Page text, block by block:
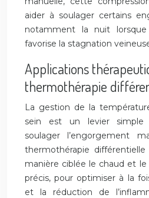
aider à soulager certains
notamment la nuit
favorise la stagnation
Applications
thermothérapie
La gestion de la
sein est un levier simple
soulager l’engorgement
thermothérapie
manière ciblée le chaud et
précis, pour optimiser à la
et la réduction de